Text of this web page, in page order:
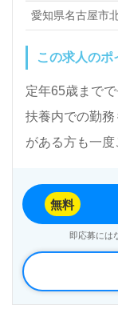
愛知県名古屋市
この求人のポ
定年65歳までで
扶養内での勤
がある方も一度
無料
即応募には